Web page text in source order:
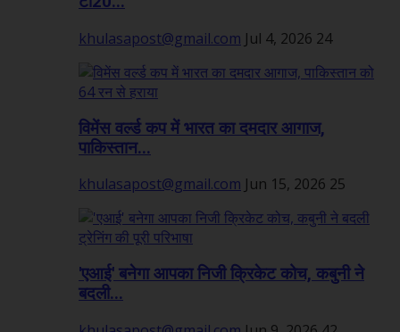
khulasapost@gmail.com Jul 4, 2026 24
विमेंस वर्ल्ड कप में भारत का दमदार आगाज,
पाकिस्तान...
khulasapost@gmail.com Jun 15, 2026 25
'एआई' बनेगा आपका निजी क्रिकेट कोच, कबुनी ने
बदली...